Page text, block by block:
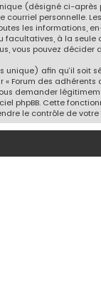
(désigné ci-
personnelle.
les informations,
à la
vous pouvez
afin qu’il soit
Forum des
demander
phpBB. Cette
le contrôle de